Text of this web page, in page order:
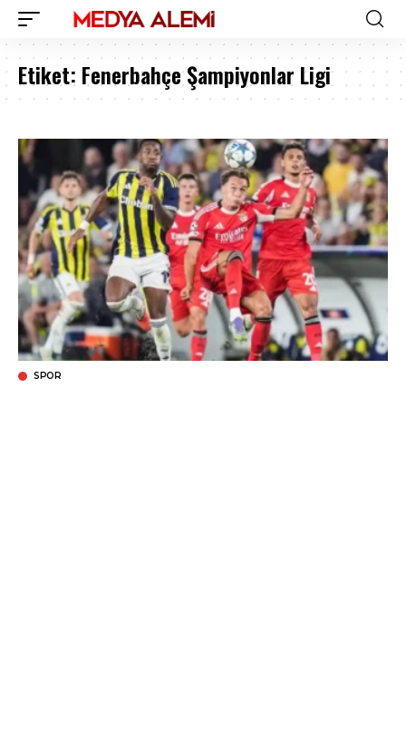
Etiket: Fenerbahçe Şampiyonlar Ligi
SPOR